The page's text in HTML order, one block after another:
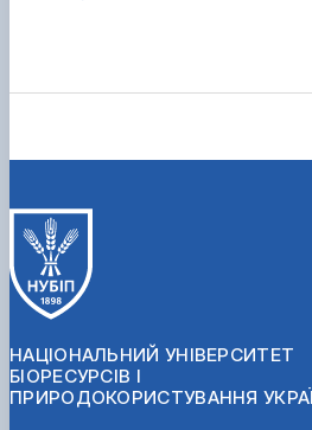
НАЦІОНАЛЬНИЙ УНІВЕРСИТЕТ
БІОРЕСУРСІВ І
ПРИРОДОКОРИСТУВАННЯ